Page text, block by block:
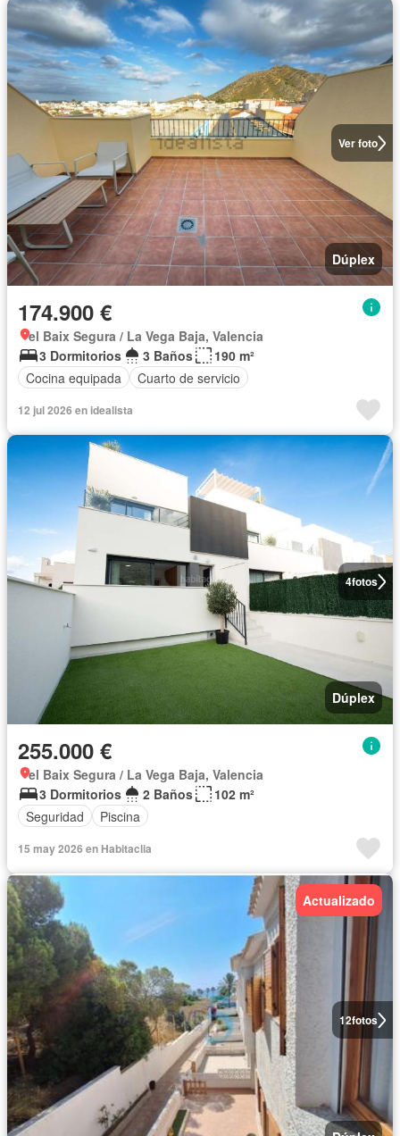
Ver foto
Dúplex
174.900 €
el Baix Segura / La Vega Baja, Valencia
3 Dormitorios
3 Baños
190 m²
Cocina equipada
Cuarto de servicio
12 jul 2026 en idealista
4fotos
Dúplex
255.000 €
el Baix Segura / La Vega Baja, Valencia
3 Dormitorios
2 Baños
102 m²
Seguridad
Piscina
15 may 2026 en Habitaclia
12fotos
Actualizado